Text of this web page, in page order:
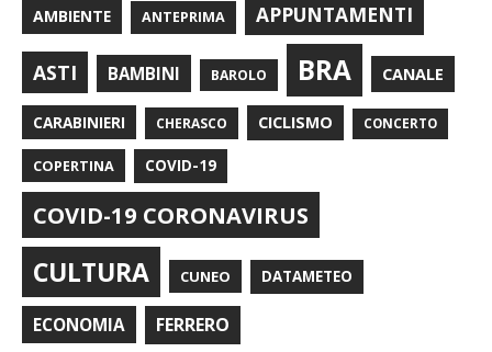
AMBIENTE ANTEPRIMA APPUNTAMENTI
ASTI BAMBINI BAROLO BRA CANALE
CARABINIERI CHERASCO CICLISMO CONCERTO
COPERTINA COVID-19
COVID-19 CORONAVIRUS
CULTURA CUNEO DATAMETEO
ECONOMIA FERRERO